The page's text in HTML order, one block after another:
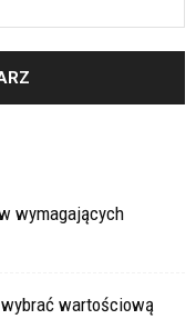
wymagających
wartościową